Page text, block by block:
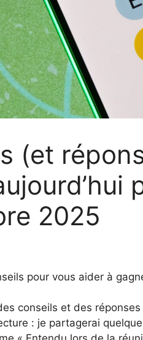
(et
2025
pour vous aider à
conseils et des
: je partagerai